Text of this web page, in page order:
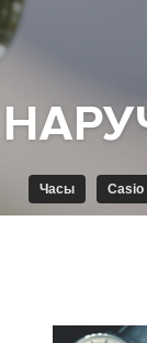
Часы Casio